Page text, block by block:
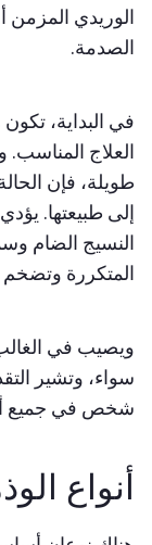
الوريدي المزمن
الصدمة.
في البداية،
العلاج المناسب.
طويلة، فإن
إلى طبيعتها.
النسيج الضام
المتكررة وتضخم
ويصيب في
شخص في جميع
أنواع